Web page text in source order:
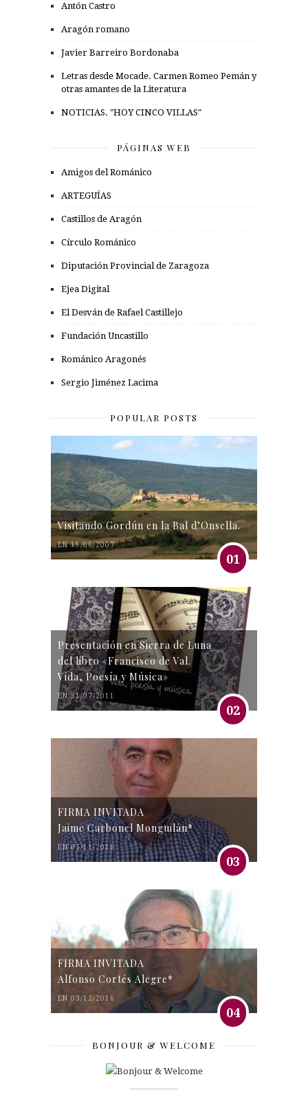
Antón Castro
Aragón romano
Javier Barreiro Bordonaba
Letras desde Mocade. Carmen Romeo Pemán y
otras amantes de la Literatura
NOTICIAS. "HOY CINCO VILLAS"
PÁGINAS WEB
Amigos del Románico
ARTEGUÍAS
Castillos de Aragón
Círculo Románico
Diputación Provincial de Zaragoza
Ejea Digital
El Desván de Rafael Castillejo
Fundación Uncastillo
Románico Aragonés
Sergio Jiménez Lacima
POPULAR POSTS
Visitando Gordún en la Bal d’Onsella.
EN 19/06/2007
01
Presentación en Sierra de Luna
del libro «Francisco de Val.
Vida, Poesía y Música»
EN 31/07/2011
02
FIRMA INVITADA
Jaime Carbonel Monguilán*
EN 05/11/2016
03
FIRMA INVITADA
Alfonso Cortés Alegre*
EN 03/12/2016
04
BONJOUR & WELCOME